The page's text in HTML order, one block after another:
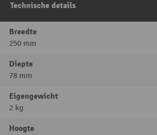
Technische details
Breedte
250 mm
Diepte
78 mm
Eigengewicht
2 kg
Hoogte